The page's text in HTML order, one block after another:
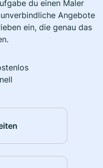
du einen Maler
Angebote
ein, die genau das